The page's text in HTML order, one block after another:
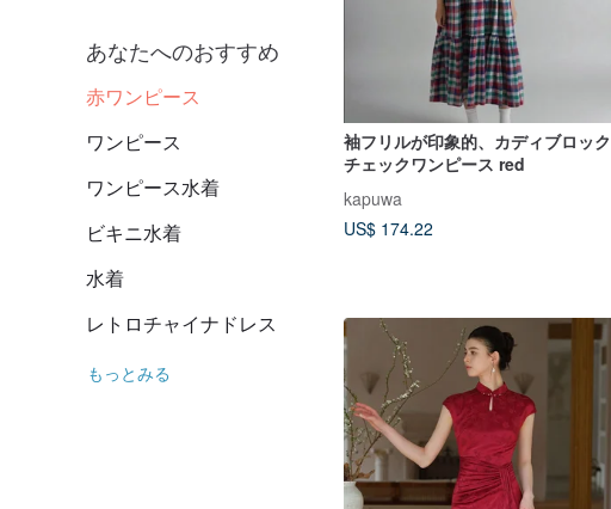
あなたへのおすすめ
赤ワンピース
ワンピース
ワンピース水着
ビキニ水着
水着
レトロチャイナドレス
もっとみる
袖フリルが印象的、カディブロック
チェックワンピース red
kapuwa
US$ 174.22